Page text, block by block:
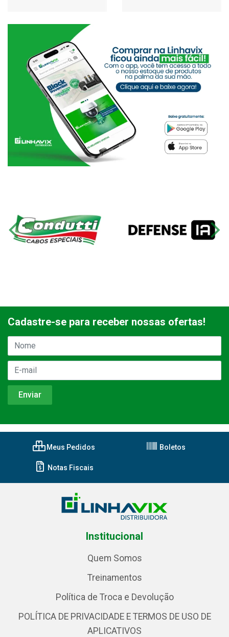
Cadastre-se para receber nossas ofertas!
Meus Pedidos Boletos
Notas Fiscais
Institucional
Quem Somos
Treinamentos
Política de Troca e Devolução
POLÍTICA DE PRIVACIDADE E TERMOS DE USO DE
APLICATIVOS